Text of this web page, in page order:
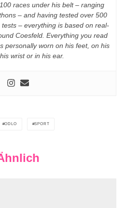
races under his belt – ranging
– and having tested over 500
– everything is based on real-
Coesfeld. Everything you read
personally worn on his feet, on his
wrist or in his ear.
ODLO SPORT